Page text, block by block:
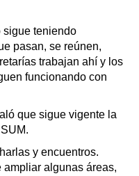
sigue teniendo
pasan, se reúnen,
trabajan ahí y los
funcionando con
que sigue vigente la
y encuentros.
algunas áreas,